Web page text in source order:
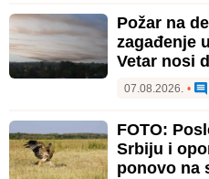
Požar na
zagađenje
Vetar nosi
07.08.2026. •
FOTO:
Srbiju i
ponovo na